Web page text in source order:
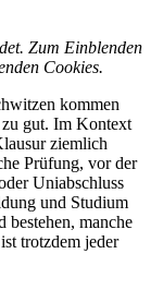
Zum Einblenden
Cookies.
kommen
gut. Im Kontext
ziemlich
Prüfung, vor der
Uniabschluss
und Studium
bestehen, manche
trotzdem jeder